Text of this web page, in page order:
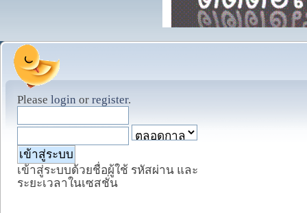
Please login or register.
เข้าสู่ระบบด้วยชื่อผู้ใช้ รหัสผ่าน และ
ระยะเวลาในเซสชั่น